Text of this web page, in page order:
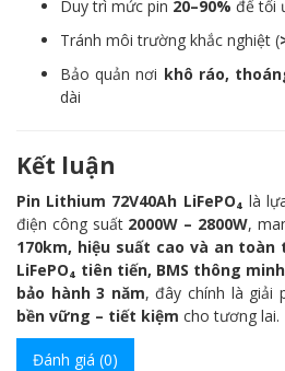
Duy trì mức pin 20–90% để tối
Tránh môi trường khắc nghiệt (
Bảo quản nơi khô ráo,
dài
Kết luận
Pin Lithium 72V40Ah LiFePO₄ là
điện công suất 2000W – 2800W,
170km, hiệu suất cao và an toàn
LiFePO₄ tiên tiến, BMS thông
bảo hành 3 năm, đây chính là giải
bền vững – tiết kiệm cho tương lai.
Đánh giá (0)